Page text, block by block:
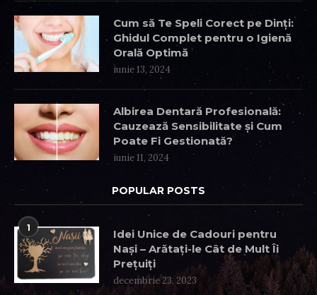
Cum să Te Speli Corect pe Dinți:
Ghidul Complet pentru o Igienă
Orală Optimă
iunie 13, 2024
Albirea Dentară Profesională:
Cauzează Sensibilitate și Cum
Poate Fi Gestionată?
iunie 11, 2024
POPULAR POSTS
1
Idei Unice de Cadouri pentru
Nași – Arătați-le Cât de Mult Îi
Prețuiți
decembrie 23, 2023